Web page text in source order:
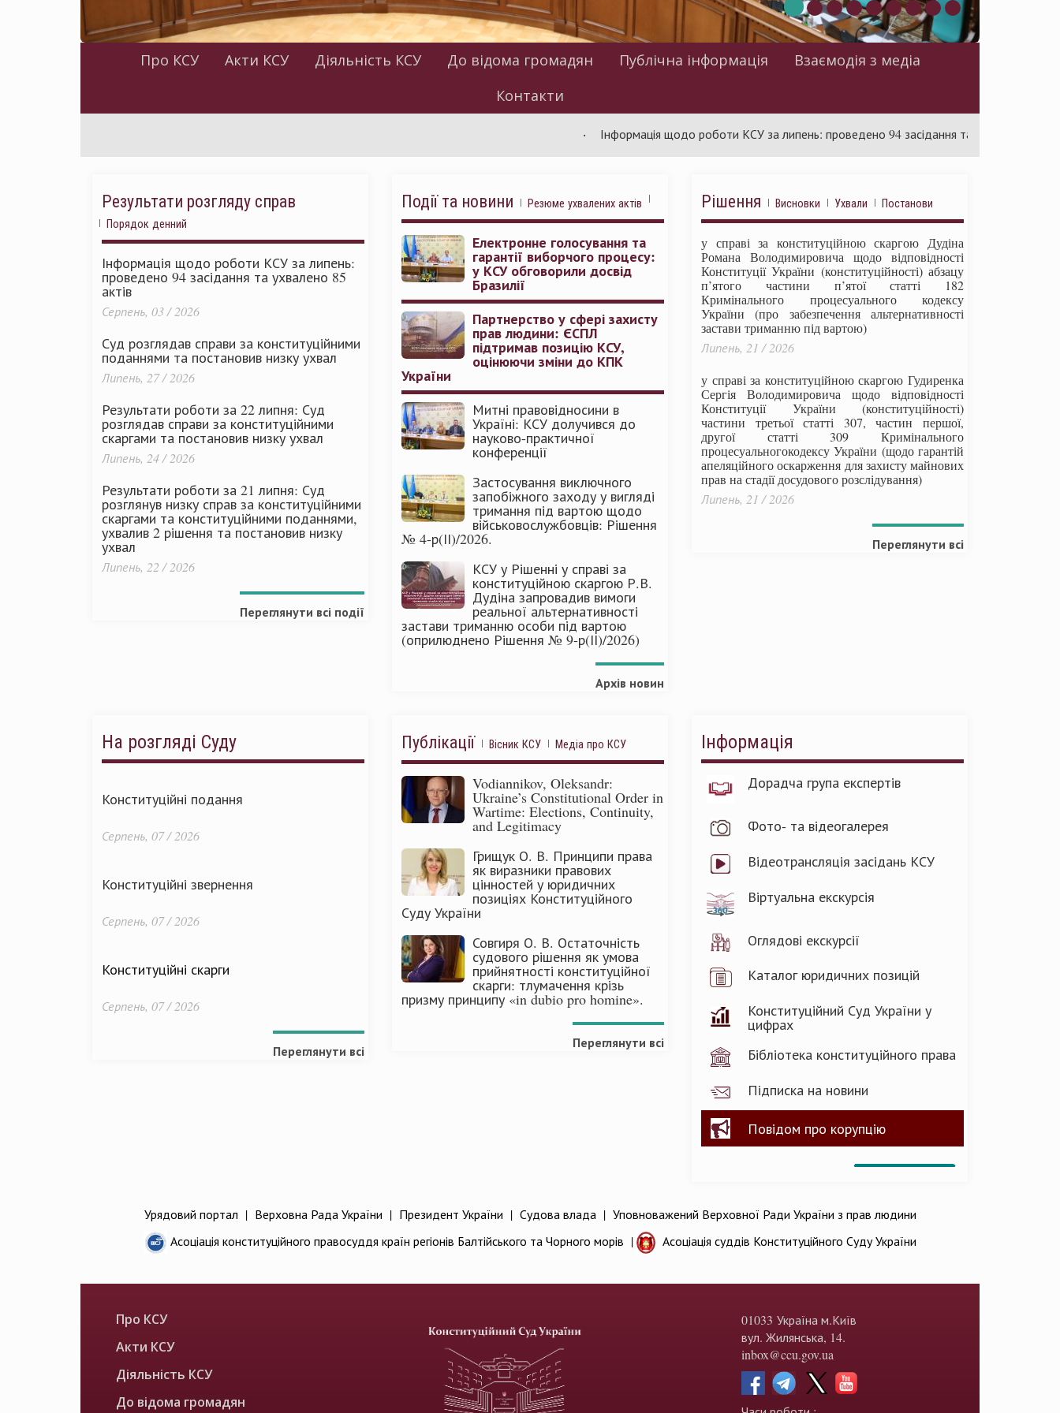
Про КСУ Акти КСУ Діяльність КСУ До відома громадян Публічна інформація
Взаємодія з медіа
Контакти
Інформація щодо роботи КСУ за липень: проведено 94 засідання та ухвалено 85 актів
Результати розгляду справ
Порядок денний
Інформація щодо роботи КСУ за липень:
проведено 94 засідання та ухвалено 85
актів
Серпень, 03 / 2026
Суд розглядав справи за конституційними
поданнями та постановив низку ухвал
Липень, 27 / 2026
Результати роботи за 22 липня: Суд
розглядав справи за конституційними
скаргами та постановив низку ухвал
Липень, 24 / 2026
Результати роботи за 21 липня: Суд
розглянув низку справ за конституційними
скаргами та конституційними поданнями,
ухвалив 2 рішення та постановив низку
ухвал
Липень, 22 / 2026
Переглянути всі події
Події та новини Резюме ухвалених актів
Електронне голосування та
гарантії виборчого процесу:
у КСУ обговорили досвід
Бразилії
Партнерство у сфері захисту
прав людини: ЄСПЛ
підтримав позицію КСУ,
оцінюючи зміни до КПК
України
Митні правовідносини в
Україні: КСУ долучився до
науково-практичної
конференції
Застосування виключного
запобіжного заходу у вигляді
тримання під вартою щодо
військовослужбовців: Рішення
№ 4-р(ІІ)/2026.
КСУ у Рішенні у справі за
конституційною скаргою Р.В.
Дудіна запровадив вимоги
реальної альтернативності
застави триманню особи під вартою
(оприлюднено Рішення № 9-р(ІІ)/2026)
Архів новин
Рішення Висновки Ухвали Постанови
у справі за конституційною скаргою Дудіна
Романа Володимировича щодо відповідності
Конституції України (конституційності) абзацу
п’ятого частини п’ятої статті 182
Кримінального процесуального кодексу
України (про забезпечення альтернативності
застави триманню під вартою)
Липень, 21 / 2026
у справі за конституційною скаргою Гудиренка
Сергія Володимировича щодо відповідності
Конституції України (конституційності)
частини третьої статті 307, частин першої,
другої статті 309 Кримінального
процесуальногокодексу України (щодо гарантій
апеляційного оскарження для захисту майнових
прав на стадії досудового розслідування)
Липень, 21 / 2026
Переглянути всі
На розгляді Суду
Конституційні подання
Серпень, 07 / 2026
Конституційні звернення
Серпень, 07 / 2026
Конституційні скарги
Серпень, 07 / 2026
Переглянути всі
Публікації Вісник КСУ Медіа про КСУ
Vodiannikov, Oleksandr:
Ukraine’s Constitutional Order in
Wartime: Elections, Continuity,
and Legitimacy
Грищук О. В. Принципи права
як виразники правових
цінностей у юридичних
позиціях Конституційного
Суду України
Совгиря О. В. Остаточність
судового рішення як умова
прийнятності конституційної
скарги: тлумачення крізь
призму принципу «in dubio pro homine».
Переглянути всі
Інформація
Дорадча група експертів
Фото- та відеогалерея
Відеотрансляція засідань КСУ
Віртуальна екскурсія
Оглядові екскурсії
Каталог юридичних позицій
Конституційний Суд України у
цифрах
Бібліотека конституційного права
Підписка на новини
Повідом про корупцію
Урядовий портал | Верховна Рада України | Президент України | Судова влада | Уповноважений Верховної Ради України з прав людини
Асоціація конституційного правосуддя країн регіонів Балтійського та Чорного морів | Асоціація суддів Конституційного Суду України
Про КСУ
Акти КСУ
Діяльність КСУ
До відома громадян
01033 Україна м.Київ
вул. Жилянська, 14.
inbox@ccu.gov.ua